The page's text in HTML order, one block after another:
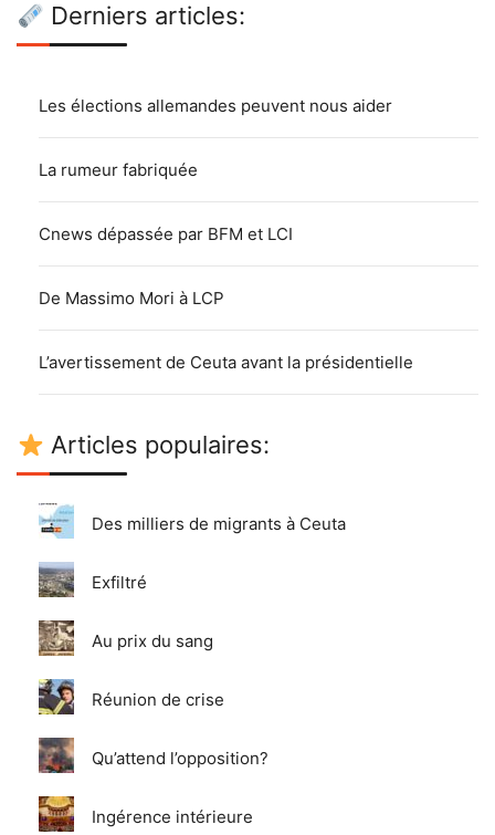
Derniers articles:
Les élections allemandes peuvent nous aider
La rumeur fabriquée
Cnews dépassée par BFM et LCI
De Massimo Mori à LCP
L’avertissement de Ceuta avant la présidentielle
Articles populaires:
Des milliers de migrants à Ceuta
Exfiltré
Au prix du sang
Réunion de crise
Qu’attend l’opposition?
Ingérence intérieure